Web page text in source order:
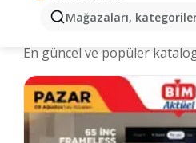
Mağazaları,
Karacabey şehrinde
En güncel ve popüler